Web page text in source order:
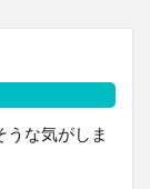
うな気がしま